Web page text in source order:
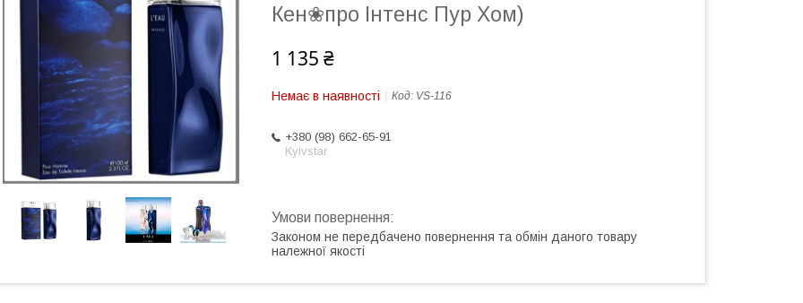
Кен❀про Інтенс Пур Хом)
1 135 ₴
Немає в наявності Код: VS-116
+380 (98) 662-65-91
Kyivstar
Законом не передбачено повернення та обмін даного товару
належної якості